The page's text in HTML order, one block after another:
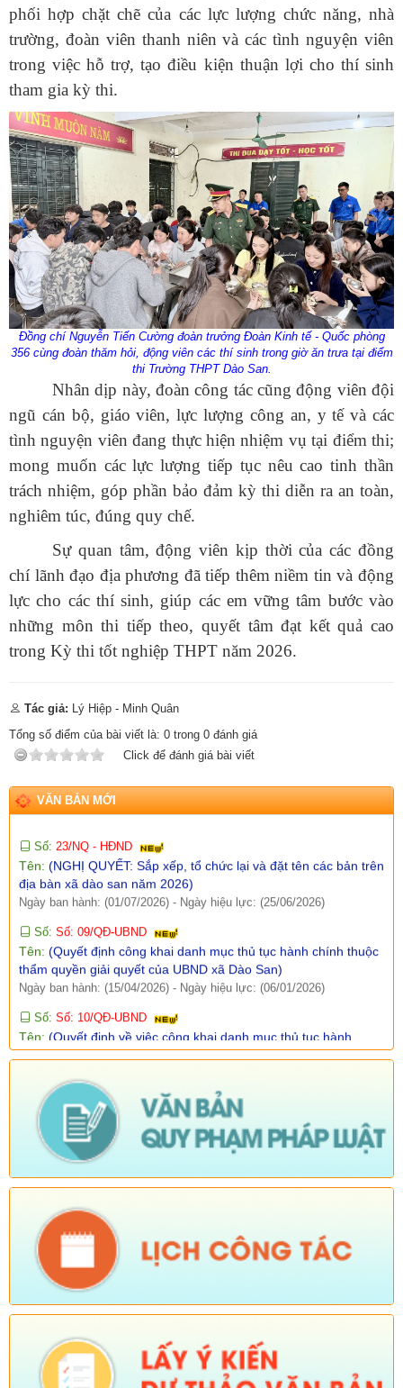
phối hợp chặt chẽ của các lực lượng chức năng, nhà
trường, đoàn viên thanh niên và các tình nguyện viên
trong việc hỗ trợ, tạo điều kiện thuận lợi cho thí sinh
tham gia kỳ thi.
Đồng chí Nguyễn Tiến Cường đoàn trưởng Đoàn Kinh tế - Quốc phòng
356cùng đoàn thăm hỏi, động viên các thí sinh trong giờ ăn trưa tại điểm
thi Trường THPT Dào San.
Nhân dịp này, đoàn công tác cũng động viên đội
ngũ cán bộ, giáo viên, lực lượng công an, y tế và các
tình nguyện viên đang thực hiện nhiệm vụ tại điểm thi;
mong muốn các lực lượng tiếp tục nêu cao tinh thần
trách nhiệm, góp phần bảo đảm kỳ thi diễn ra an toàn,
nghiêm túc, đúng quy chế.
Sự quan tâm, động viên kịp thời của các đồng
chí lãnh đạo địa phương đã tiếp thêm niềm tin và động
lực cho các thí sinh, giúp các em vững tâm bước vào
những môn thi tiếp theo, quyết tâm đạt kết quả cao
trong Kỳ thi tốt nghiệp THPT năm 2026.
Tác giả: Lý Hiệp - Minh Quân
Tổng số điểm của bài viết là: 0 trong 0 đánh giá
Click để đánh giá bài viết
VĂN BẢN MỚI
Số:42/TB-UBND
Tên: (THÔNG BÁO Địa chỉ trụ sở, đường dây nóng hỗ trợ,
hướng dẫn giải đáp phản ánh, kiến nghị cá nhân, tổ chức về
thực hiện thủ tục hành chính và cung cấp dịch vụ công của Ủy
ban nhân dân xã Dào San)
Ngày ban hành: (13/07/2026)
Số:1653/TB-UBND
dự án 1 dự án 9 thuộc Chương trình MTQG phát triển kinh tế xã
hội vùng đồng bào dân tộc thiểu số và miền núi năm 2026 trên
địa bàn xã Dào San)
Ngày ban hành: (09/07/2026)
Tên:(KẾ HOẠCH Thực hiện Tiểu dự án 1, Dự án 9 thuộc
Chương trình mục tiêu quốc gia phát triển kinh tế - xã hội vùng
đồng bào dân tộc thiểu số và miền núi năm 2026 trên địa bàn
xã Dào San, tỉnh Lai Châu)
Ngày ban hành: (09/07/2026) -Ngày hiệu lực: (02/07/2026)
Số:23/NQ - HĐND
địa bàn xã dào san năm 2026)
Ngày ban hành: (01/07/2026) -Ngày hiệu lực: (25/06/2026)
Số:Số: 09/QĐ-UBND
thẩm quyền giải quyết của UBND xã Dào San)
Ngày ban hành: (15/04/2026) -Ngày hiệu lực: (06/01/2026)
Số:Số: 10/QĐ-UBND
chính thực hiện không phụ thuộc vào địa giới hành chính trên
địa bàn xã Dào San)
Ngày ban hành: (15/04/2026) -Ngày hiệu lực: (06/01/2026)
Số:38/PKT - TB
Tên:
(Về việc niêm yết công khai, lấy ý kiến của tổ chức, chuyên
gia và cộng động dân cư có liên quan đối với Quy hoạch chung
xã Dào San, tỉnh Lai Châu đến năm 2045)
Ngày ban hành: (25/02/2026)
Số:Số: 01/2026/QĐ-UBND
(QUYẾT ĐỊNH Quyết định bãi bỏ Quyết định số
01/2025/QĐ-UBND ngày 01 tháng 07 năm 2025 của Ủy ban
nhân dân xã ban hành quy chế làm việc của Ủy ban nhân dân
xã Dào San, nhiệm kỳ 2021-2026)
Ngày ban hành: (06/02/2026)
Ngày ban hành: (23/01/2026)